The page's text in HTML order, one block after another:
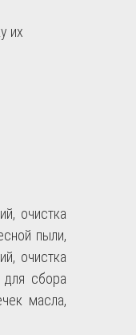
их
очистка
пыли,
очистка
сбора
масла,